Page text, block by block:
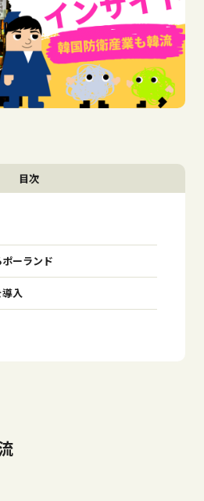
目次
ーランド
入